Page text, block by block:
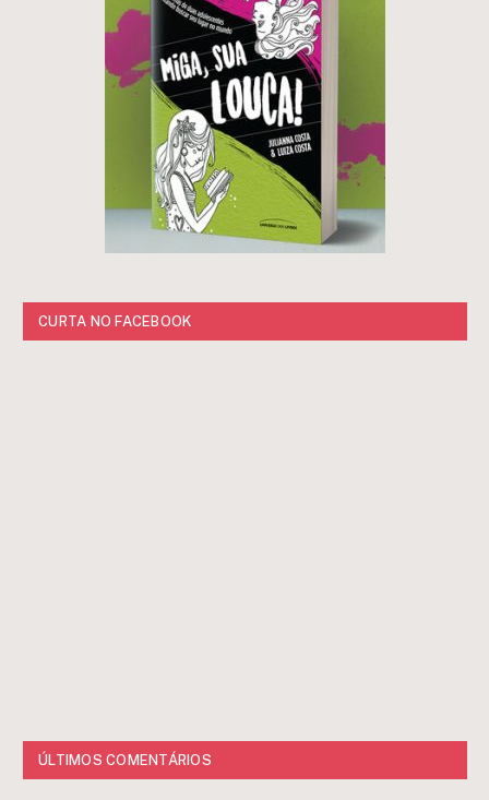
CURTA NO FACEBOOK
ÚLTIMOS COMENTÁRIOS